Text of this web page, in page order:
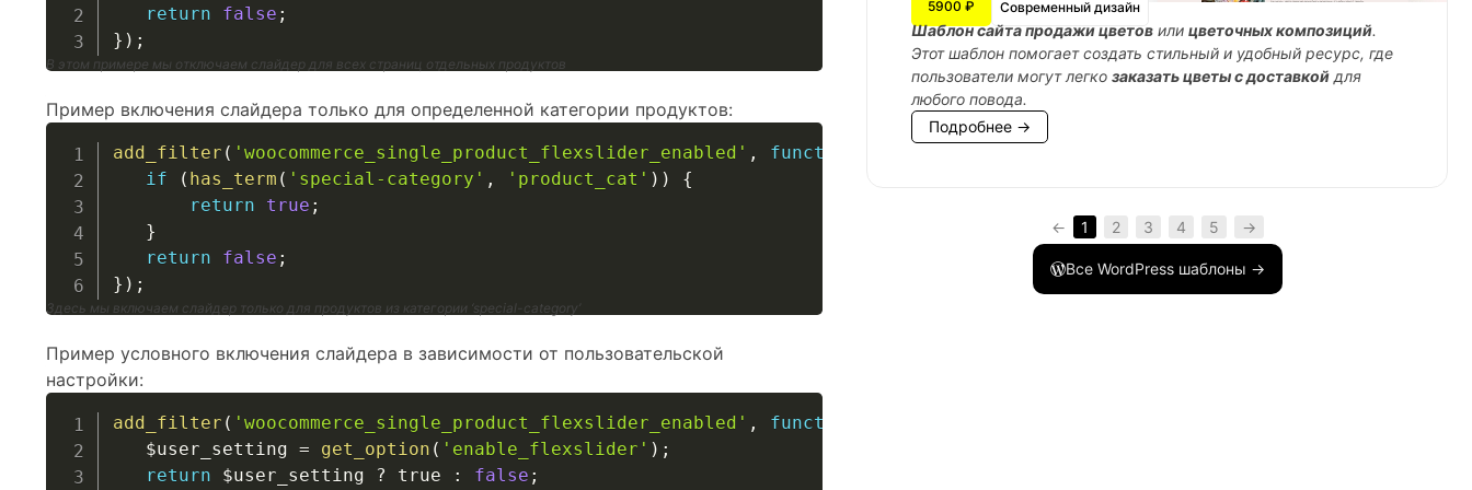
return false ;
} ) ;
В этом примере мы отключаем слайдер для всех страниц отдельных продуктов
Пример включения слайдера только для определенной категории продуктов:
add_filter ( 'woocommerce_single_product_flexslider_enabled' , function
if
( has_term ( 'special-category' , 'product_cat' ) )
{
return
true ;
}
return
false ;
} ) ;
Здесь мы включаем слайдер только для продуктов из категории ‘special-category’
Пример условного включения слайдера в зависимости от пользовательской
настройки:
add_filter ( 'woocommerce_single_product_flexslider_enabled' , function
$user_setting = get_option ( 'enable_flexslider' ) ;
return
$user_setting ? true : false ;
5900 ₽ Современный дизайн
Шаблон сайта продажи цветов илицветочных композиций.
Этот шаблон помогает создать стильный и удобный ресурс, где
пользователи могут легкозаказать цветы с доставкойдля
любого повода.
Подробнее →
← 1 2 3 4 5 →
Все WordPress шаблоны →